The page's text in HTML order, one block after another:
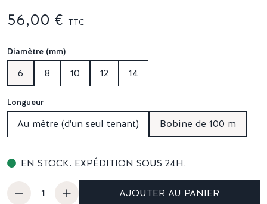
56,00 € TTC
Diamètre (mm)
6 8 10 12 14
Longueur
Au mètre (d'un seul tenant) Bobine de 100 m
EN STOCK. EXPÉDITION SOUS 24H.
AJOUTER AU PANIER